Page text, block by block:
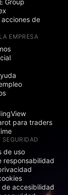
Group
de
EMPRESA
para traders
de uso
responsabilidad
de accesibilidad